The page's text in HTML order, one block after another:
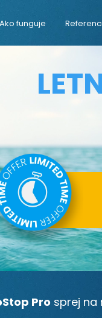
Ako funguje
Pro sprej na